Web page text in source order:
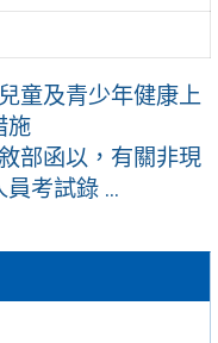
童及青少年健康上
施
部函以，有關非現
考試錄 ...